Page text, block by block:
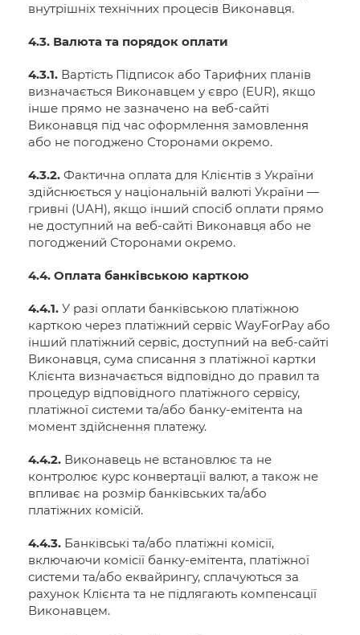
внутрішніх технічних процесів Виконавця.
4.3. Валюта та порядок оплати
4.3.1. Вартість Підписок або Тарифних планів
визначається Виконавцем у євро (EUR), якщо
інше прямо не зазначено на веб-сайті
Виконавця під час оформлення замовлення
або не погоджено Сторонами окремо.
4.3.2. Фактична оплата для Клієнтів з України
здійснюється у національній валюті України —
гривні (UAH), якщо інший спосіб оплати прямо
не доступний на веб-сайті Виконавця або не
погоджений Сторонами окремо.
4.4. Оплата банківською карткою
4.4.1. У разі оплати банківською платіжною
карткою через платіжний сервіс WayForPay або
інший платіжний сервіс, доступний на веб-сайті
Виконавця, сума списання з платіжної картки
Клієнта визначається відповідно до правил та
процедур відповідного платіжного сервісу,
платіжної системи та/або банку-емітента на
момент здійснення платежу.
4.4.2. Виконавець не встановлює та не
контролює курс конвертації валют, а також не
впливає на розмір банківських та/або
платіжних комісій.
4.4.3. Банківські та/або платіжні комісії,
включаючи комісії банку-емітента, платіжної
системи та/або еквайрингу, сплачуються за
рахунок Клієнта та не підлягають компенсації
Виконавцем.